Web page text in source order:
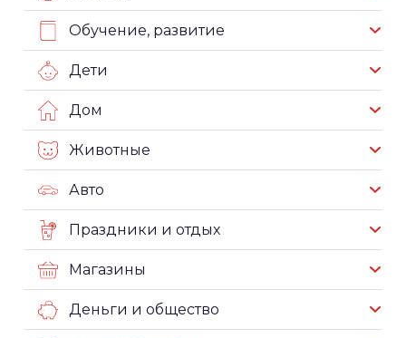
Обучение, развитие
Дети
Дом
Животные
Авто
Праздники и отдых
Магазины
Деньги и общество